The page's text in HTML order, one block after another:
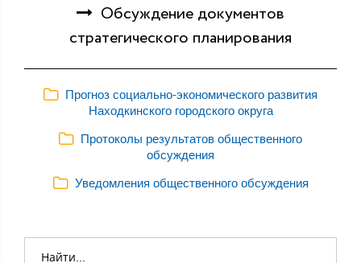
Обсуждение документов
стратегического планирования
Прогноз социально-экономического развития
Находкинского городского округа
Протоколы результатов общественного
обсуждения
Уведомления общественного обсуждения